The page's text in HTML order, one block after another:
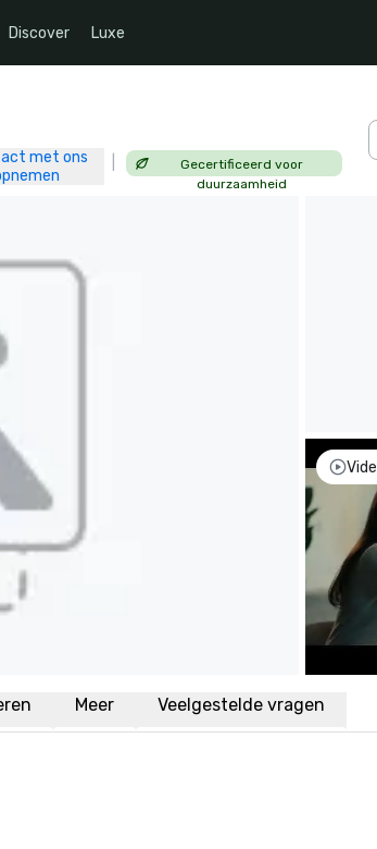
Discover Luxe
met ons
Gecertificeerd voor
duurzaamheid
Meer Veelgestelde vragen